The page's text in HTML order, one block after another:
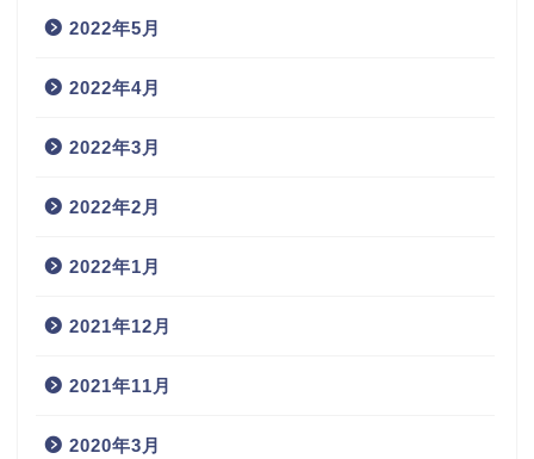
2022年5月
2022年4月
2022年3月
2022年2月
2022年1月
2021年12月
2021年11月
2020年3月